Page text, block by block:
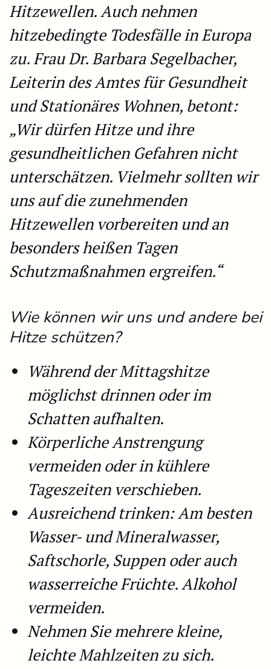
Hitzewellen. Auch nehmen
hitzebedingte Todesfälle in Europa
zu. Frau Dr. Barbara Segelbacher,
Leiterin des Amtes für Gesundheit
und Stationäres Wohnen, betont:
„Wir dürfen Hitze und ihre
gesundheitlichen Gefahren nicht
unterschätzen. Vielmehr sollten wir
uns auf die zunehmenden
Hitzewellen vorbereiten und an
besonders heißen Tagen
Schutzmaßnahmen ergreifen.“
Wie können wir uns und andere bei
Hitze schützen?
Während der Mittagshitze
möglichst drinnen oder im
Schatten aufhalten.
Körperliche Anstrengung
vermeiden oder in kühlere
Tageszeiten verschieben.
Ausreichend trinken: Am besten
Wasser- und Mineralwasser,
Saftschorle, Suppen oder auch
wasserreiche Früchte. Alkohol
vermeiden.
Nehmen Sie mehrere kleine,
leichte Mahlzeiten zu sich.